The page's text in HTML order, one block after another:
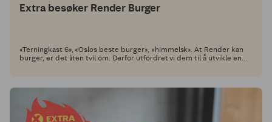
Extra besøker Render Burger
«Terningkast 6», «Oslos beste burger», «himmelsk». At Render kan
burger, er det liten tvil om. Derfor utfordret vi dem til å utvikle en